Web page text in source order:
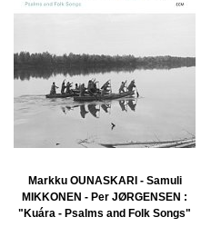
Markku OUNASKARI - Samuli
MIKKONEN - Per JØRGENSEN :
"Kuára - Psalms and Folk Songs"